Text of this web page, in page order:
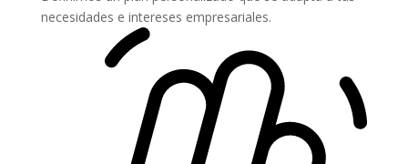
necesidades e intereses empresariales.